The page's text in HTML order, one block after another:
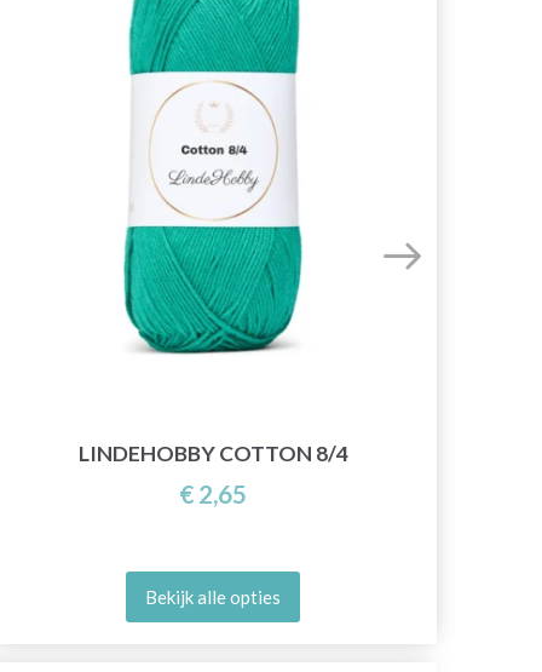
LINDEHOBBY COTTON 8/4
€ 2,65
Bekijk alle opties